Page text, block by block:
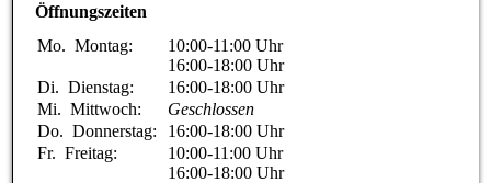
Öffnungszeiten
Mo.Montag: 10:00-11:00 Uhr
16:00-18:00 Uhr
Di.Dienstag: 16:00-18:00 Uhr
Mi.Mittwoch:
Geschlossen
Do.Donnerstag: 16:00-18:00 Uhr
Fr.Freitag: 10:00-11:00 Uhr
16:00-18:00 Uhr